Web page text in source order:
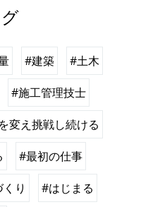
#建築 #土木
#施工管理技士
変え挑戦し続ける
#最初の仕事
り #はじまる